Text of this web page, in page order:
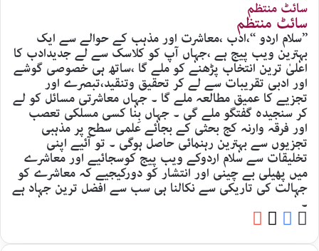
سائٹ منتظم
’’سلام اردو ‘‘،ادب ،معاشرت اور مذہب کے حوالے سے ایک
بہترین ویب پیج ہے ،جہاں آپ کو کلاسک سے لے جدیدادب کا
اعلیٰ ترین انتخاب پڑھنے کو ملے گا ،ساتھ ہی خصوصی گوشے
اور ادبی تقریبات سے لے کر تحقیق وتنقید،تبصرے اور
تجزیے کا عمیق مطالعہ ملے گا ۔ جہاں معاشرتی مسائل کو لے
کر سنجیدہ گفتگو ملے گی ۔ جہاں بِنا کسی مسلکی تعصب
اور فرقہ وارنہ کج بحثی کے بجائے علمی سطح پر مذہبی
تجزیوں سے بہترین رہنمائی حاصل ہوگی ۔ تو آئیے اپنی
تخلیقات سے سلام اردوکے ویب پیج کوسجائیے اور معاشرے
میں پھیلی بے چینی اور انتشار کو دورکیجیے کہ معاشرے کو
جہالت کی تاریکی سے نکالنا ہی سب سے افضل ترین جہاد ہے
۔
Website
Facebook
X